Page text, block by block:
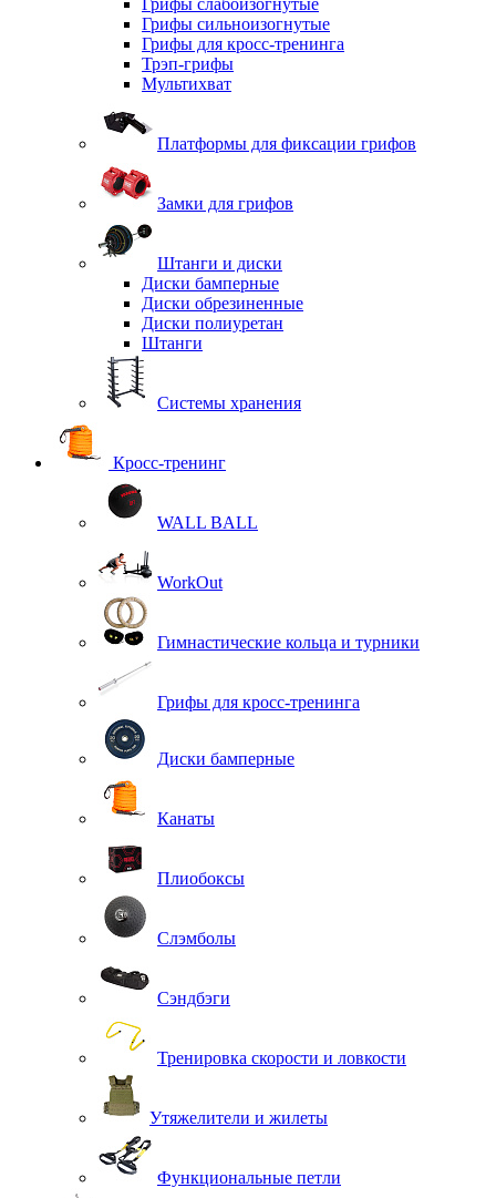
Грифы слабоизогнутые
Грифы сильноизогнутые
Грифы для кросс-тренинга
Трэп-грифы
Мультихват
Платформы для фиксации грифов
Замки для грифов
Штанги и диски
Диски бамперные
Диски обрезиненные
Диски полиуретан
Штанги
Системы хранения
Кросс-тренинг
WALL BALL
WorkOut
Гимнастические кольца и турники
Грифы для кросс-тренинга
Диски бамперные
Канаты
Плиобоксы
Слэмболы
Сэндбэги
Тренировка скорости и ловкости
Утяжелители и жилеты
Функциональные петли